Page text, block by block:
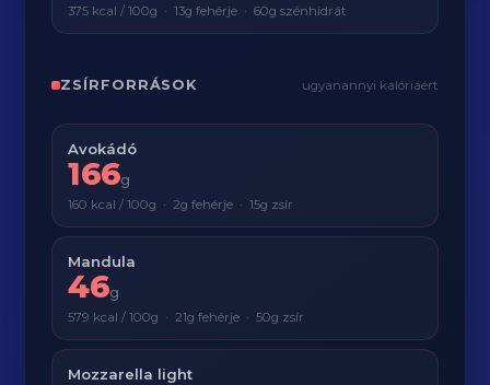
375 kcal / 100g · 13g fehérje · 60g szénhidrát
ZSÍRFORRÁSOK ugyanannyi kalóriáért
Avokádó
166g
160 kcal / 100g · 2g fehérje · 15g zsír
Mandula
46g
579 kcal / 100g · 21g fehérje · 50g zsír
Mozzarella light